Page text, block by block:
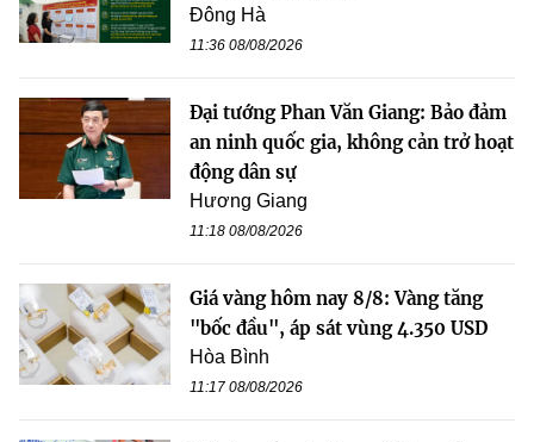
Đông Hà
11:36 08/08/2026
Đại tướng Phan Văn Giang: Bảo đảm
an ninh quốc gia, không cản trở hoạt
động dân sự
Hương Giang
11:18 08/08/2026
Giá vàng hôm nay 8/8: Vàng tăng
"bốc đầu", áp sát vùng 4.350 USD
Hòa Bình
11:17 08/08/2026